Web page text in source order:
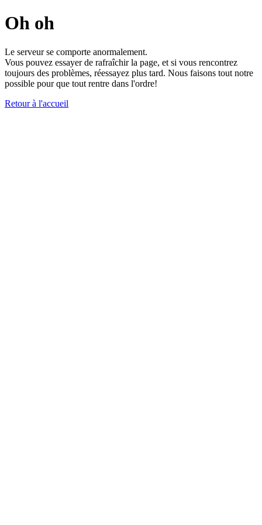
Oh oh
Le serveur se comporte anormalement.
Vous pouvez essayer de rafraîchir la page, et si vous rencontrez
toujours des problèmes, réessayez plus tard. Nous faisons tout notre
possible pour que tout rentre dans l'ordre!
Retour à l'accueil